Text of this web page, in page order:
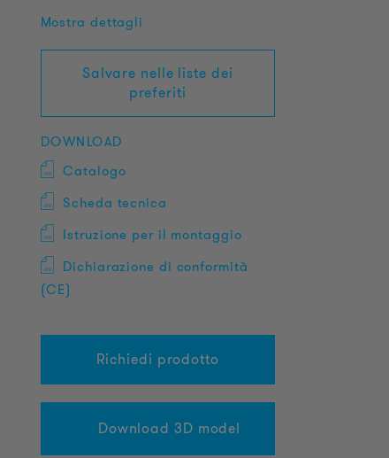
Mostra dettagli
Salvare nelle liste dei
preferiti
DOWNLOAD
Catalogo
Scheda tecnica
Istruzione per il montaggio
Dichiarazione di conformità
(CE)
Richiedi prodotto
Download 3D model